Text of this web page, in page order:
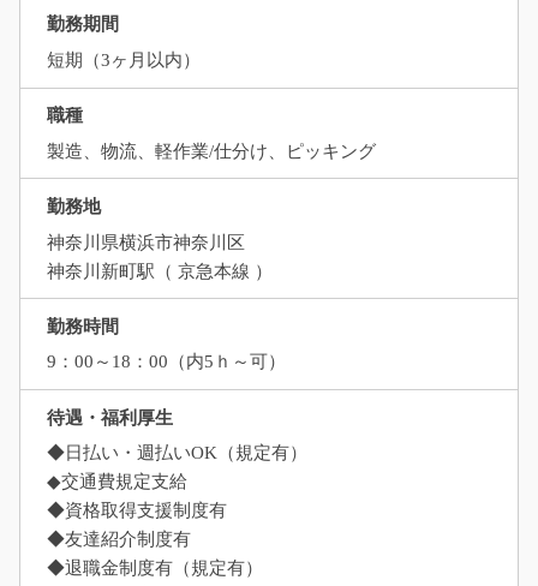
勤務期間
短期（3ヶ月以内）
職種
製造、物流、軽作業/仕分け、ピッキング
勤務地
神奈川県横浜市神奈川区
神奈川新町駅（ 京急本線 ）
勤務時間
9：00～18：00（内5ｈ～可）
待遇・福利厚生
◆日払い・週払いOK（規定有）
◆交通費規定支給
◆資格取得支援制度有
◆友達紹介制度有
◆退職金制度有（規定有）